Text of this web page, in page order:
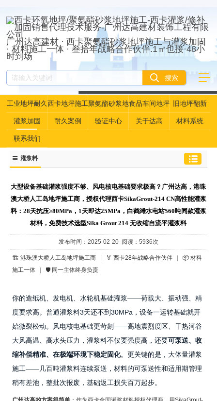
广州达高建材 · 西卡聚氨酯砂浆地坪施工与灌浆加固
· 材料施工一体 · 叁拾年战略合作伙伴.1㎡也接·48小
时到场
工业地坪耐久
性资产管理
西卡地坪施工聚氨酯砂浆地
坪
食品车间地坪 旧地坪翻新
灌浆加固 耐久案例 验证中心 关于达高 材料系统
联系我们
灌浆料
大型设备基础灌浆强度不够、风电核电基础要求极高？广州达高，港珠
澳大桥人工岛地坪施工商，授权代理西卡SikaGrout-214 CN高性能灌浆
料：28天抗压≥80MPa，1天即达25MPa，白鹤滩水电站560吨同款灌浆
材料，免费技术选型Sika Grout 214 无收缩自流平灌浆料
发布时间：2025-02-20 阅读：5936次
🏗️ 港珠澳大桥人工岛地坪施工商 🏅 西卡28年战略合作伙伴
📦 材料
施工一体
🛡️ 同一主体终身负责
你的造纸机、发电机、水轮机基础灌浆——荷载大、振动强、精
度要求高。普通灌浆料3天还不到30MPa，设备一运转基础就开
始微裂松动。风电核电基础更苛刻——高地震烈度区、干热河谷
大风高温、高水头压力，灌浆料不仅要强度高，还要可泵送、收
缩补偿精准、在极端环境下稳定固化。更关键的是，大体量灌浆
施工——几百吨灌浆料连续泵送，材料的可泵送性和适用期管理
稍有差池，整批次报废，基础返工损失百万起步。